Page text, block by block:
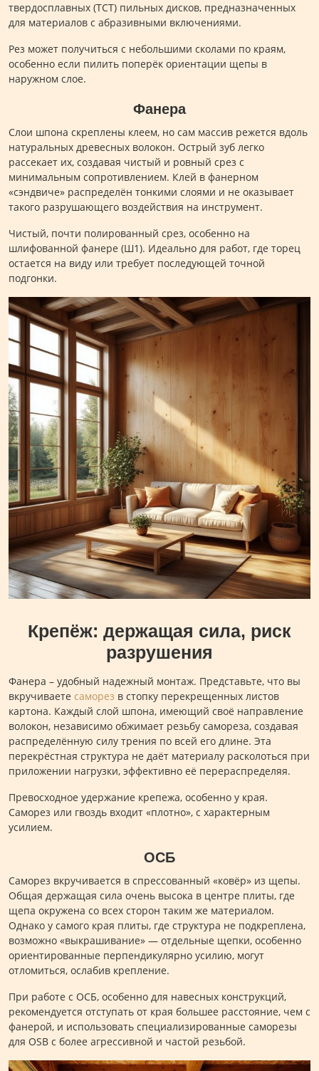
твердосплавных (TCT) пильных дисков, предназначенных
для материалов с абразивными включениями.
Рез может получиться с небольшими сколами по краям,
особенно если пилить поперёк ориентации щепы в
наружном слое.
Фанера
Слои шпона скреплены клеем, но сам массив режется вдоль
натуральных древесных волокон. Острый зуб легко
рассекает их, создавая чистый и ровный срез с
минимальным сопротивлением. Клей в фанерном
«сэндвиче» распределён тонкими слоями и не оказывает
такого разрушающего воздействия на инструмент.
Чистый, почти полированный срез, особенно на
шлифованной фанере (Ш1). Идеально для работ, где торец
остается на виду или требует последующей точной
подгонки.
Крепёж: держащая сила, риск
разрушения
Фанера – удобный надежный монтаж. Представьте, что вы
вкручиваете саморез в стопку перекрещенных листов
картона. Каждый слой шпона, имеющий своё направление
волокон, независимо обжимает резьбу самореза, создавая
распределённую силу трения по всей его длине. Эта
перекрёстная структура не даёт материалу расколоться при
приложении нагрузки, эффективно её перераспределяя.
Превосходное удержание крепежа, особенно у края.
Саморез или гвоздь входит «плотно», с характерным
усилием.
ОСБ
Саморез вкручивается в спрессованный «ковёр» из щепы.
Общая держащая сила очень высока в центре плиты, где
щепа окружена со всех сторон таким же материалом.
Однако у самого края плиты, где структура не подкреплена,
возможно «выкрашивание» — отдельные щепки, особенно
ориентированные перпендикулярно усилию, могут
отломиться, ослабив крепление.
При работе с ОСБ, особенно для навесных конструкций,
рекомендуется отступать от края большее расстояние, чем с
фанерой, и использовать специализированные саморезы
для OSB с более агрессивной и частой резьбой.